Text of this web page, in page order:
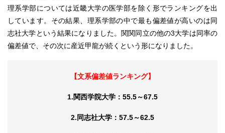
理系学部については近畿大学の医学部を除く形でランキングを出
しています。その結果、理系学部の中で最も偏差値が高いのは同
志社大学という結果になりました。関関同立の他の3大学は同率の
偏差値で、その次に産近甲龍が続くという形になりました。
【文系偏差値ランキング】
1.関西学院大学：55.5～67.5
2.同志社大学：57.5～62.5